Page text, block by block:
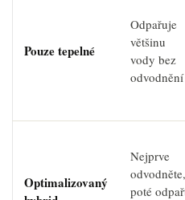
Pouze tepelné
Odpařuje
většinu
vody bez
odvodnění
Optimalizovaný
Nejprve
odvodněte,
poté